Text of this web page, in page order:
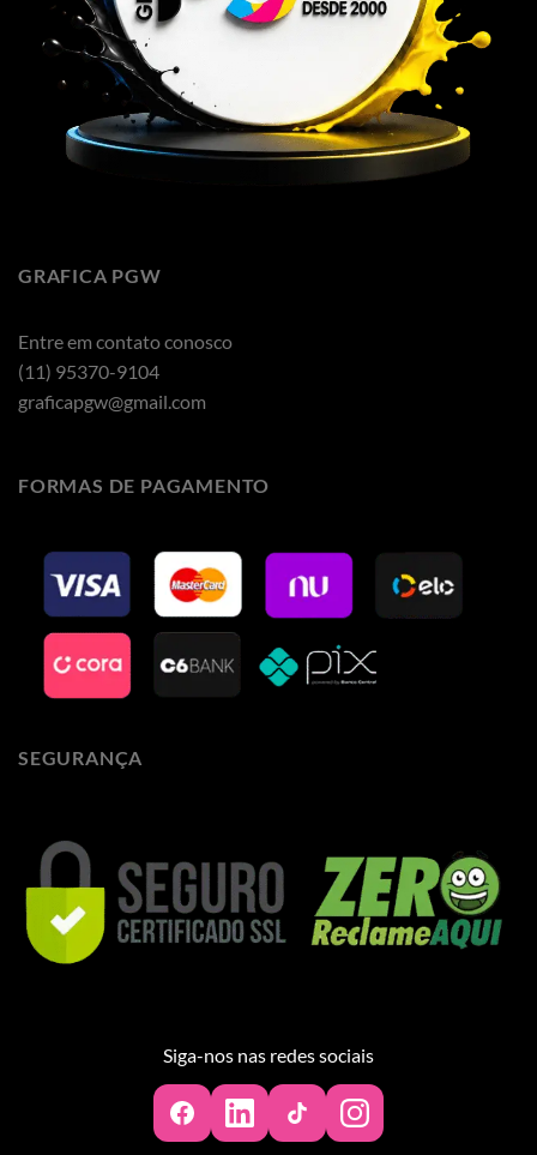
GRAFICA PGW
Entre em contato conosco
(11) 95370-9104
graficapgw@gmail.com
FORMAS DE PAGAMENTO
SEGURANÇA
Siga-nos nas redes sociais